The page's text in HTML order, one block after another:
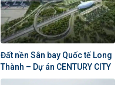
Đất nền Sân bay Quốc tế Long
Thành – Dự án CENTURY CITY